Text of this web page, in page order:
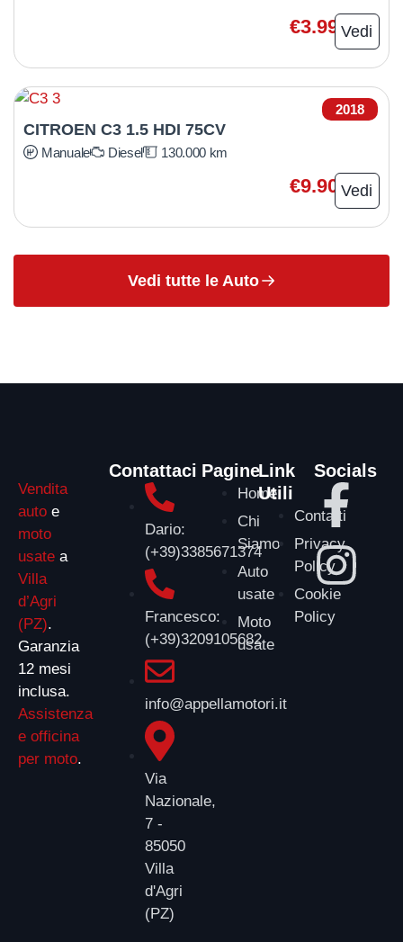
€3.990Vedi
CITROEN C3 1.5 HDI 75CV
Manuale Diesel 130.000 km
€9.900Vedi
2018
Vedi tutte le Auto
Vendita
auto e
moto
usate a
Villa
d’Agri
(PZ).
Garanzia
12 mesi
inclusa.
Assistenza
e officina
per moto.
Contattaci
Dario:
(+39)3385671374
Francesco:
(+39)3209105682
info@appellamotori.it
Via
Nazionale,
7 -
85050
Villa
d'Agri
(PZ)
Pagine
Home
Chi
Siamo
Auto
usate
Moto
usate
Link
Utili
Contatti
Privacy
Policy
Cookie
Policy
Socials